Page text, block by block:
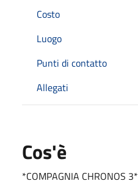
Costo
Luogo
Punti di contatto
Allegati
Cos'è
*COMPAGNIA CHRONOS 3*